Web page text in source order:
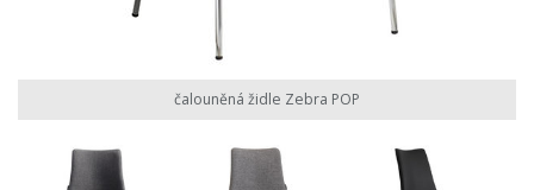
čalouněná židle Zebra POP